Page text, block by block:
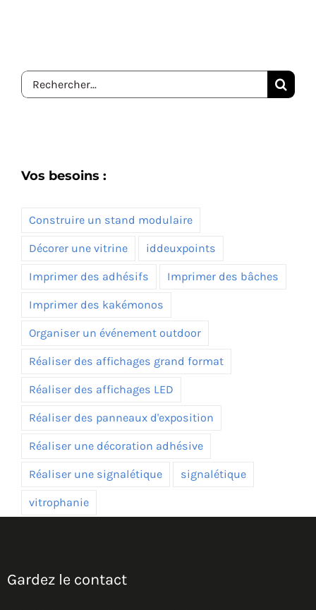
Rechercher:
Vos besoins :
Construire un stand modulaire
Décorer une vitrine iddeuxpoints
Imprimer des adhésifs Imprimer des bâches
Imprimer des kakémonos
Organiser un événement outdoor
Réaliser des affichages grand format
Réaliser des affichages LED
Réaliser des panneaux d'exposition
Réaliser une décoration adhésive
Réaliser une signalétique signalétique
vitrophanie
Gardez le contact